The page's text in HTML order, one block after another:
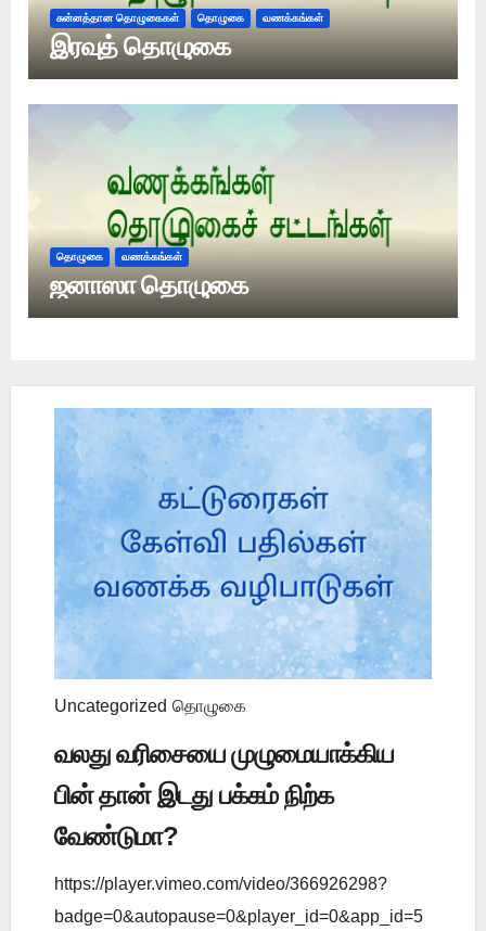
சுன்னத்தான தொழுகைகள் தொழுகை வணக்கங்கள்
இரவுத் தொழுகை
தொழுகை வணக்கங்கள்
ஜனாஸா தொழுகை
Uncategorized தொழுகை
வலது வரிசையை முழுமையாக்கிய
பின் தான் இடது பக்கம் நிற்க
வேண்டுமா?
https://player.vimeo.com/video/366926298?
badge=0&autopause=0&player_id=0&app_id=5